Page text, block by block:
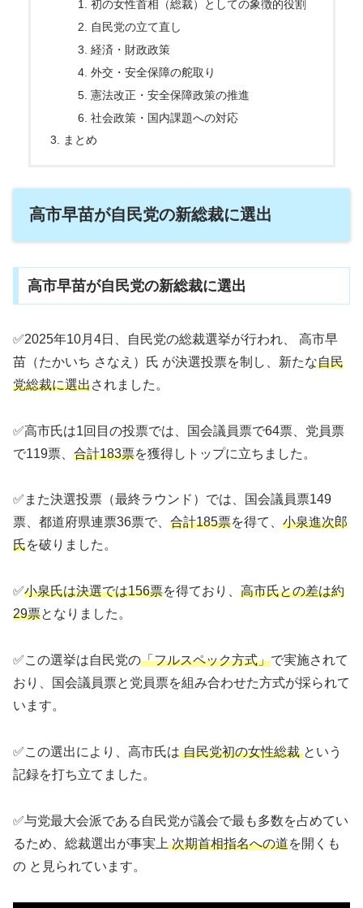
初の女性首相（総裁）としての象徴的役割
自民党の立て直し
経済・財政政策
外交・安全保障の舵取り
憲法改正・安全保障政策の推進
社会政策・国内課題への対応
まとめ
高市早苗が自民党の新総裁に選出
高市早苗が自民党の新総裁に選出
✅2025年10月4日、自民党の総裁選挙が行われ、 高市早
苗（たかいち さなえ）氏 が決選投票を制し、新たな自民
党総裁に選出されました。
✅高市氏は1回目の投票では、国会議員票で64票、党員票
で119票、 合計183票を獲得しトップに立ちました。
✅また決選投票（最終ラウンド）では、国会議員票149
票、都道府県連票36票で、 合計185票を得て、 小泉進次郎
氏を破りました。
✅小泉氏は決選では156票を得ており、 高市氏との差は約
29票となりました。
✅この選挙は自民党の「フルスペック方式」で実施されて
おり、国会議員票と党員票を組み合わせた方式が採られて
います。
✅この選出により、高市氏は自民党初の女性総裁という
記録を打ち立てました。
✅与党最大会派である自民党が議会で最も多数を占めてい
るため、総裁選出が事実上次期首相指名への道を開くも
の と見られています。